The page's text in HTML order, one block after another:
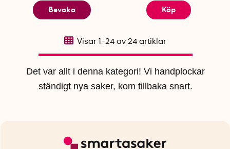
Bevaka Köp
Det var allt i denna kategori! Vi handplockar
ständigt nya saker, kom tillbaka snart.
Visar 1-24 av 24 artiklar